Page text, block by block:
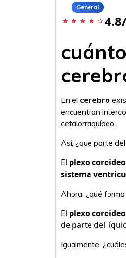
General
star star star star star_border
En el cerebro
encuentran
cefalorraquídeo.
Así, ¿qué parte
El plexo
sistema
Ahora, ¿qué
El plexo coroideo
de parte del
Igualmente,